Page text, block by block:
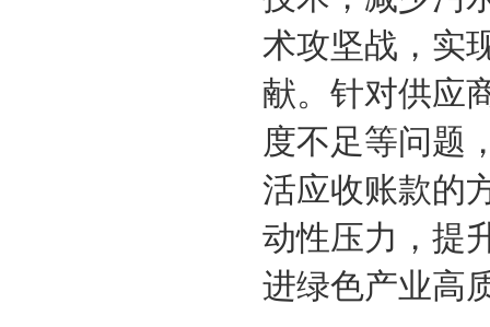
术攻坚战，实
献。针对供应
度不足等问题
活应收账款的
动性压力，提
进绿色产业高